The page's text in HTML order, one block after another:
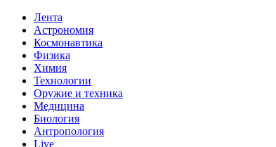
Лента
Астрономия
Космонавтика
Физика
Химия
Технологии
Оружие и техника
Медицина
Биология
Антропология
Live